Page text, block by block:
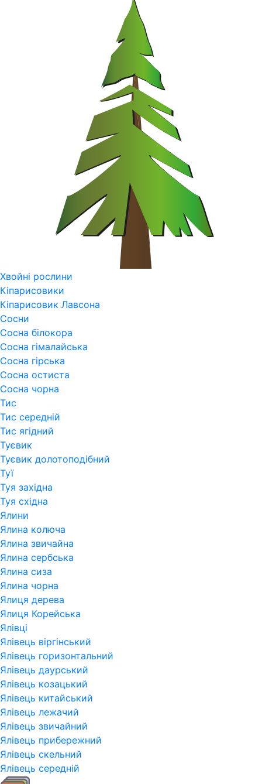
Хвойні рослини
Кіпарисовики
Кіпарисовик Лавсона
Сосни
Сосна білокора
Сосна гімалайська
Сосна гірська
Сосна остиста
Сосна чорна
Тис
Тис середній
Тис ягідний
Туєвик
Туєвик долотоподібний
Туї
Туя західна
Туя східна
Ялини
Ялина колюча
Ялина звичайна
Ялина сербська
Ялина сиза
Ялина чорна
Ялиця дерева
Ялиця Корейська
Ялівці
Ялівець віргінський
Ялівець горизонтальний
Ялівець даурський
Ялівець козацький
Ялівець китайський
Ялівець лежачий
Ялівець звичайний
Ялівець прибережний
Ялівець скельний
Ялівець середній